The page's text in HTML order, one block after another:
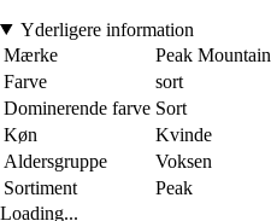
Yderligere information
Mærke
Peak Mountain
Farve
sort
Dominerende farve Sort
Køn
Kvinde
Aldersgruppe
Voksen
Sortiment
Peak
Loading...